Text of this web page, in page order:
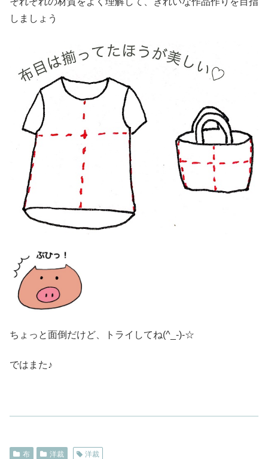
しましょう
ちょっと面倒だけど、トライしてね(^_-)-☆
ではまた♪
布 洋裁 洋裁